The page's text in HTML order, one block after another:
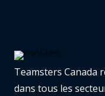
Teamsters Canada
dans tous les